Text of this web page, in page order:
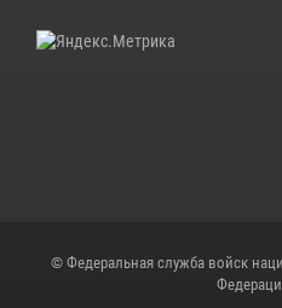
© Федеральная служба войск